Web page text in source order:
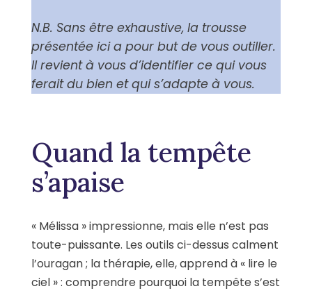
N.B. Sans être exhaustive, la trousse
présentée ici a pour but de vous outiller.
Il revient à vous d’identifier ce qui vous
ferait du bien et qui s’adapte à vous.
Quand la tempête
s’apaise
« Mélissa » impressionne, mais elle n’est pas
toute-puissante. Les outils ci-dessus calment
l’ouragan ; la thérapie, elle, apprend à « lire le
ciel » : comprendre pourquoi la tempête s’est